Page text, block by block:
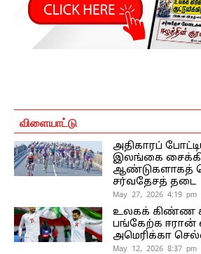
விளையாட்டு
அதிகாரப்
இலங்கை
ஆண்டுகளாகத்
சர்வதேசத் தடை
May 27, 2026 4:19 pm
உலகக் கிண்ண
பங்கேற்க ஈரான்
அமெரிக்கா
May 12, 2026 8:37 pm